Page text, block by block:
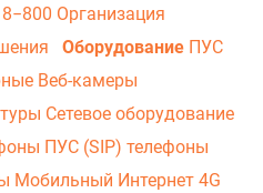
Организация
Оборудование ПУС
Веб-камеры
Сетевое оборудование
ПУС (SIP) телефоны
Мобильный Интернет 4G